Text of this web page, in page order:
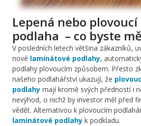
Lepená nebo
podlaha – co byste
V posledních letech většina zákazníků,
nové laminátové podlahy,
podlahy plovoucím způsobem. Přesto
našeho podlahářství ukazují, že
podlahy mají kromě svých předností i
nevýhod, o nichž by investor měl před
vědět. Alternativou k plovoucím
laminátové podlahy k podkladu.